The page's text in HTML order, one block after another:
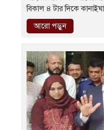
বিকাল ৪ টার দিকে
আরো পড়ুন